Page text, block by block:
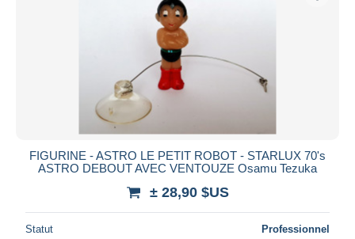
FIGURINE - ASTRO LE PETIT ROBOT - STARLUX 70's
ASTRO DEBOUT AVEC VENTOUZE Osamu Tezuka
± 28,90 $US
Statut Professionnel